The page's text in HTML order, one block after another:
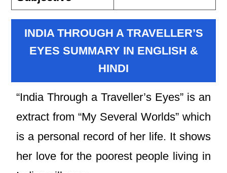
INDIA THROUGH A TRAVELLER’S
EYES SUMMARY IN ENGLISH &
HINDI
“India Through a Traveller’s Eyes” is an
extract from “My Several Worlds” which
is a personal record of her life. It shows
her love for the poorest people living in